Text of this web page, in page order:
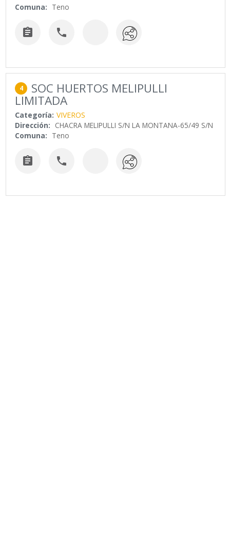
Comuna: Teno
 
4 SOC HUERTOS MELIPULLI
LIMITADA
Categoría: VIVEROS
Dirección: CHACRA MELIPULLI S/N LA MONTANA-65/49 S/N
Comuna: Teno
 